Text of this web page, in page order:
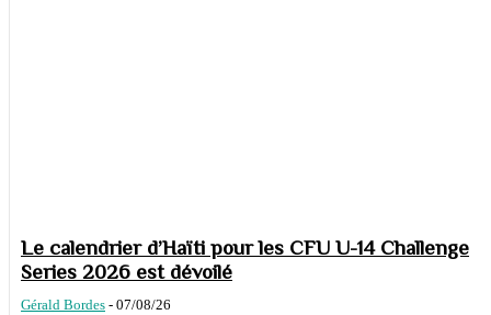
Le calendrier d’Haïti pour les CFU U-14 Challenge
Series 2026 est dévoilé
Gérald Bordes - 07/08/26